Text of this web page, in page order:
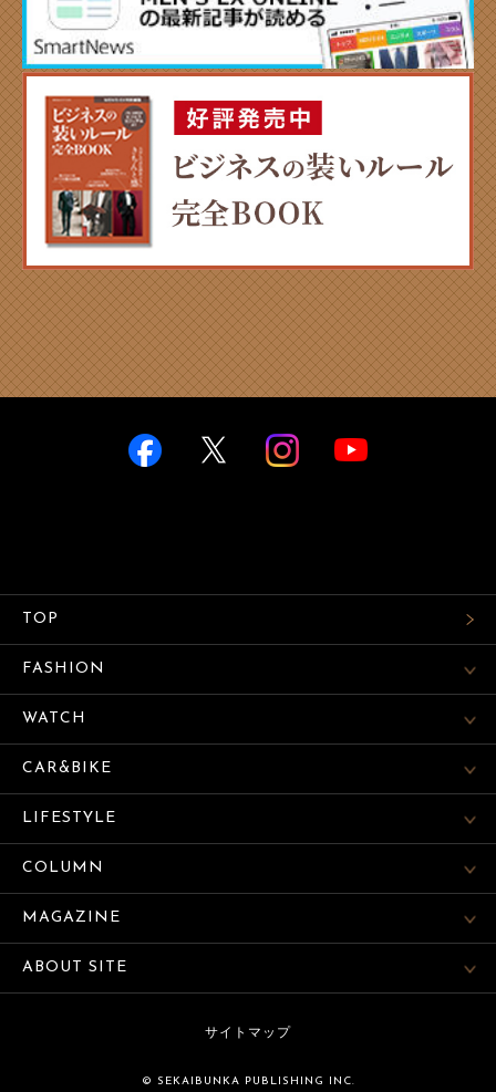
TOP
FASHION
WATCH
CAR&BIKE
LIFESTYLE
COLUMN
MAGAZINE
ABOUT SITE
サイトマップ
© SEKAIBUNKA PUBLISHING INC.